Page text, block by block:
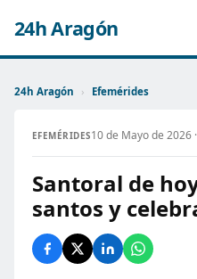
24h Aragón
24h Aragón › Efemérides
EFEMÉRIDES10 de Mayo de 2026
Santoral de
santos y